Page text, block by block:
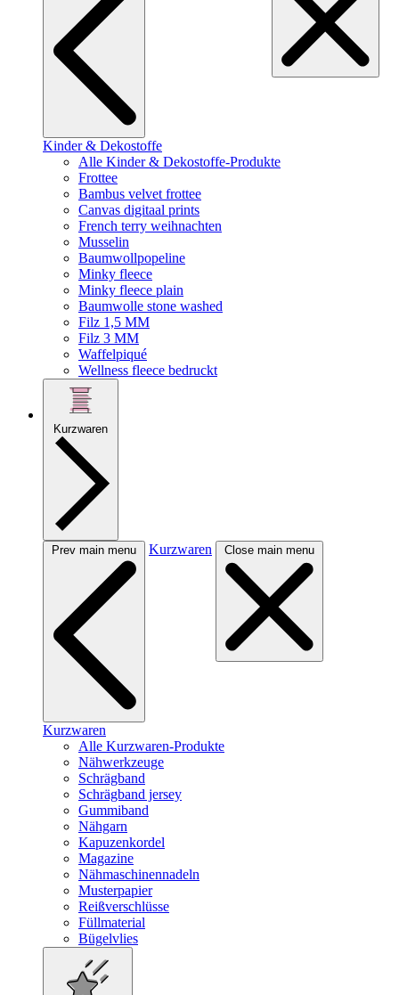
Kinder & Dekostoffe
Alle Kinder & Dekostoffe-Produkte
Frottee
Bambus velvet frottee
Canvas digitaal prints
French terry weihnachten
Musselin
Baumwollpopeline
Minky fleece
Minky fleece plain
Baumwolle stone washed
Filz 1,5 MM
Filz 3 MM
Waffelpiqué
Wellness fleece bedruckt
Kurzwaren
Prev main menu Kurzwaren Close main menu
Kurzwaren
Alle Kurzwaren-Produkte
Nähwerkzeuge
Schrägband
Schrägband jersey
Gummiband
Nähgarn
Kapuzenkordel
Magazine
Nähmaschinennadeln
Musterpapier
Reißverschlüsse
Füllmaterial
Bügelvlies